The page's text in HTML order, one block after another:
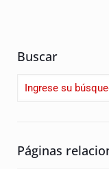
Buscar
Páginas